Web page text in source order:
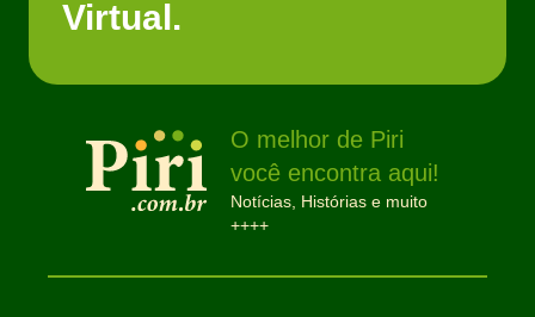
Virtual.
O melhor de Piri
você encontra aqui!
Notícias, Histórias e muito
++++